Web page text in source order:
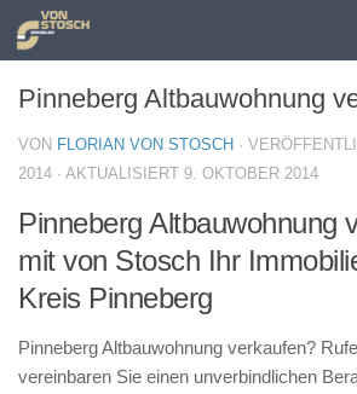
Zum Inhalt springen
Pinneberg Altbauwohnung
VON FLORIAN VON STOSCH ·
2014 · AKTUALISIERT 9. OKTOBER 2014
Pinneberg Altbauwohnung
mit von Stosch Ihr
Kreis Pinneberg
Pinneberg Altbauwohnung verkaufen?
vereinbaren Sie einen unverbindlichen